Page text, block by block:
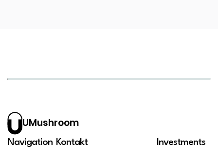
UMushroom
Navigation Kontakt Investments